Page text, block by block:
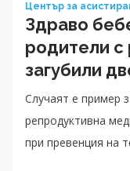
Център за
Здраво
родители с
загубили
Случаят е пример
репродуктивна
при превенция на